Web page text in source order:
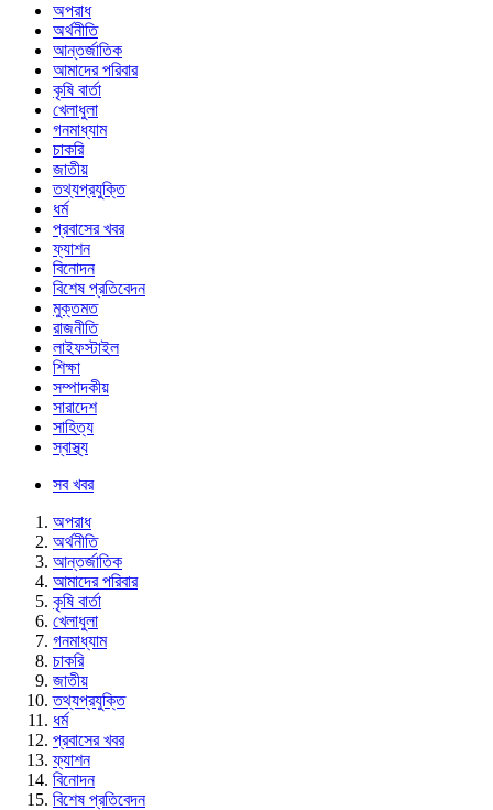
অপরাধ
অর্থনীতি
আন্তর্জাতিক
আমাদের পরিবার
কৃষি বার্তা
খেলাধুলা
গনমাধ্যাম
চাকরি
জাতীয়
তথ্যপ্রযুক্তি
ধর্ম
প্রবাসের খবর
ফ্যাশন
বিনোদন
বিশেষ প্রতিবেদন
মুক্তমত
রাজনীতি
লাইফস্টাইল
শিক্ষা
সম্পাদকীয়
সারাদেশ
সাহিত্য
স্বাস্থ্য
সব খবর
অপরাধ
অর্থনীতি
আন্তর্জাতিক
আমাদের পরিবার
কৃষি বার্তা
খেলাধুলা
গনমাধ্যাম
চাকরি
জাতীয়
তথ্যপ্রযুক্তি
ধর্ম
প্রবাসের খবর
ফ্যাশন
বিনোদন
বিশেষ প্রতিবেদন